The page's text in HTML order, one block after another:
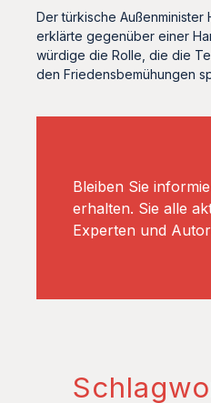
Der türkische Außenminister
erklärte gegenüber einer
würdige die Rolle, die die
den Friedensbemühungen
Bleiben Sie
erhalten. Sie alle
Experten und